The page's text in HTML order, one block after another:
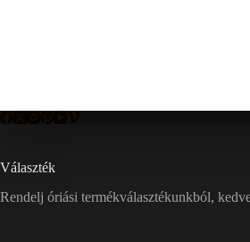
Választék
Rendelj óriási termékválasztékunkból,